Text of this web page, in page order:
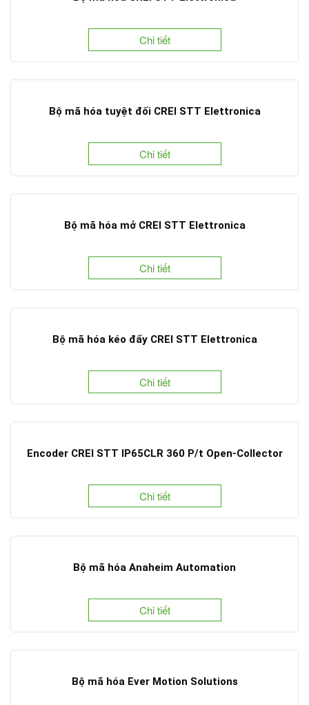
Chi tiết
Bộ mã hóa tuyệt đối CREI STT Elettronica
Chi tiết
Bộ mã hóa mở CREI STT Elettronica
Chi tiết
Bộ mã hóa kéo đẩy CREI STT Elettronica
Chi tiết
Encoder CREI STT IP65CLR 360 P/t Open-Collector
Chi tiết
Bộ mã hóa Anaheim Automation
Chi tiết
Bộ mã hóa Ever Motion Solutions